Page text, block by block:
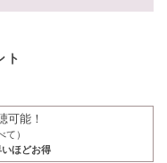
ト
可能！
て）
ほどお得